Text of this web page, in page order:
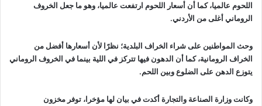
اللحوم عالميا، كما أن أسعار اللحوم ارتفعت عالميا، وهو ما جعل الخروف
الروماني أغلى من الأردني.
وحث المواطنين على شراء الخراف البلدية؛ نظرًا لأن أسعارها أفضل من
الخراف الرومانية، كما أن الدهون فيها تتركز في اللية بينما في الخروف الروماني
يتوزع الدهن على الضلوع وبين اللحم.
وكانت وزارة الصناعة والتجارة أكدت في بيان لها مؤخرا، توفر مخزون